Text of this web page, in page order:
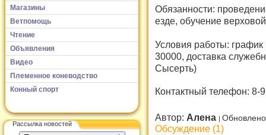
Магазины
Ветпомощь
Чтение
Объявления
Видео
Племенное коневодство
Конный спорт
Рассылка новостей
Обязанности:
езде, обучение
Условия работы:
30000, доставка
Сысерть)
Контактный телефон: 8-
Автор: Алена
Обсуждение (1)